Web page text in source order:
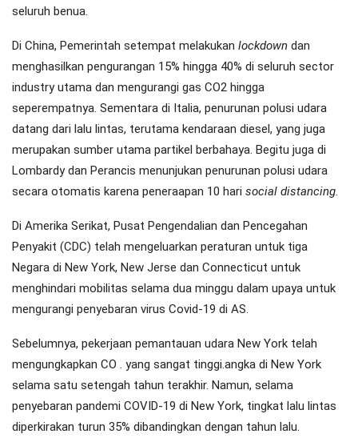
seluruh benua.
Di China, Pemerintah setempat melakukan lockdown dan
menghasilkan pengurangan 15% hingga 40% di seluruh sector
industry utama dan mengurangi gas CO2 hingga
seperempatnya. Sementara di Italia, penurunan polusi udara
datang dari lalu lintas, terutama kendaraan diesel, yang juga
merupakan sumber utama partikel berbahaya. Begitu juga di
Lombardy dan Perancis menunjukan penurunan polusi udara
secara otomatis karena peneraapan 10 hari social distancing.
Di Amerika Serikat, Pusat Pengendalian dan Pencegahan
Penyakit (CDC) telah mengeluarkan peraturan untuk tiga
Negara di New York, New Jerse dan Connecticut untuk
menghindari mobilitas selama dua minggu dalam upaya untuk
mengurangi penyebaran virus Covid-19 di AS.
Sebelumnya, pekerjaan pemantauan udara New York telah
mengungkapkan CO . yang sangat tinggi.angka di New York
selama satu setengah tahun terakhir. Namun, selama
penyebaran pandemi COVID-19 di New York, tingkat lalu lintas
diperkirakan turun 35% dibandingkan dengan tahun lalu.